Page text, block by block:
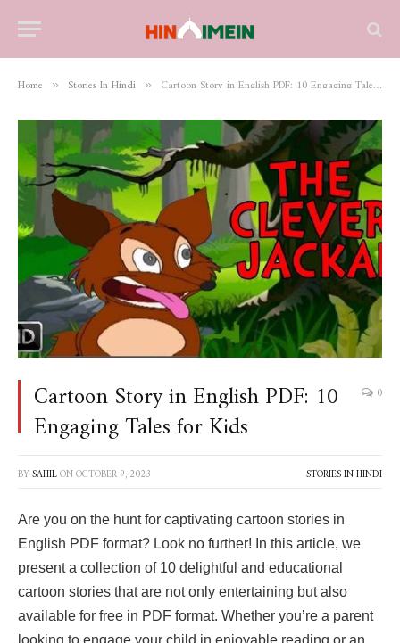
Home » Stories In Hindi » Cartoon Story in English PDF: 10 Engaging Tales for Kids
Cartoon Story in English PDF: 10
Engaging Tales for Kids
0
BYSAHILONOCTOBER 9, 2023 STORIES IN HINDI
Are you on the hunt for captivating cartoon stories in
English PDF format? Look no further! In this article, we
present a collection of 10 delightful and educational
cartoon stories that are not only entertaining but also
available for free in PDF format. Whether you’re a parent
looking to engage your child in enjoyable reading or an